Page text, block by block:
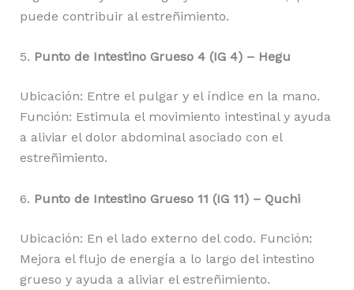
puede contribuir al estreñimiento.
5. Punto de Intestino Grueso 4 (IG 4) – Hegu
Ubicación: Entre el pulgar y el índice en la mano.
Función: Estimula el movimiento intestinal y ayuda
a aliviar el dolor abdominal asociado con el
estreñimiento.
6. Punto de Intestino Grueso 11 (IG 11) – Quchi
Ubicación: En el lado externo del codo. Función:
Mejora el flujo de energía a lo largo del intestino
grueso y ayuda a aliviar el estreñimiento.